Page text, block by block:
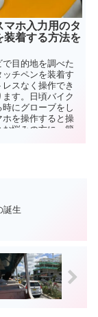
マホ入力用のタ
装着する方法を
で目的地を調べた
ッチペンを装着す
スなく操作でき
す。日頃バイク
にグローブをし
ホを操作すると操
お悩みの方に、簡
誕生